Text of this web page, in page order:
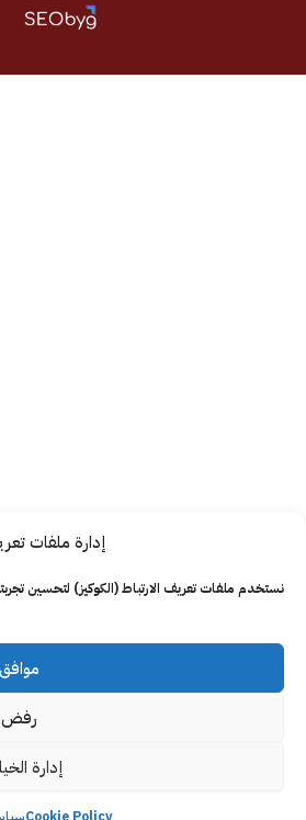
إدارة ملفات تعريف الارتباط
تعريف الارتباط (الكوكيز) لتحسين تجربتك على موقعنا
إدارة الخيارات